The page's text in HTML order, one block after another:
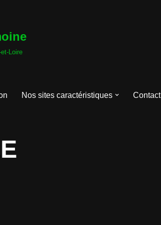
Loire
Nos sites caractéristiques Contact